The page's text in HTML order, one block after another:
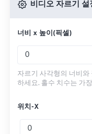
비디오 자르기 설
너비 x 높이(픽셀)
자르기 사각형의 너비
하세요. 홀수 치수는 가
위치-X